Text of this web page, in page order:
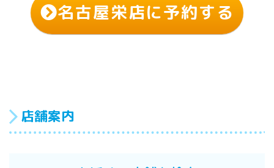
名古屋栄店に予約する
店舗案内